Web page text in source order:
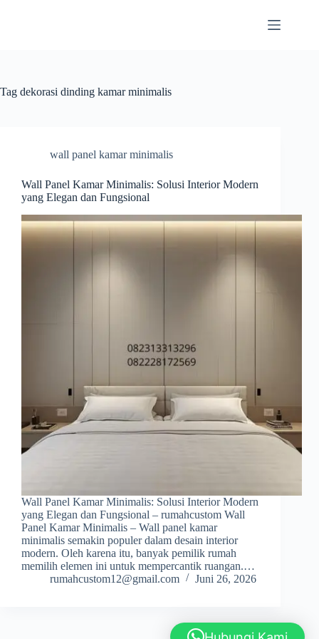
Tag dekorasi dinding kamar minimalis
wall panel kamar minimalis
Wall Panel Kamar Minimalis: Solusi Interior Modern
yang Elegan dan Fungsional
Wall Panel Kamar Minimalis: Solusi Interior Modern
yang Elegan dan Fungsional – rumahcustom Wall
Panel Kamar Minimalis – Wall panel kamar
minimalis semakin populer dalam desain interior
modern. Oleh karena itu, banyak pemilik rumah
memilih elemen ini untuk mempercantik ruangan.…
rumahcustom12@gmail.com
Juni 26, 2026